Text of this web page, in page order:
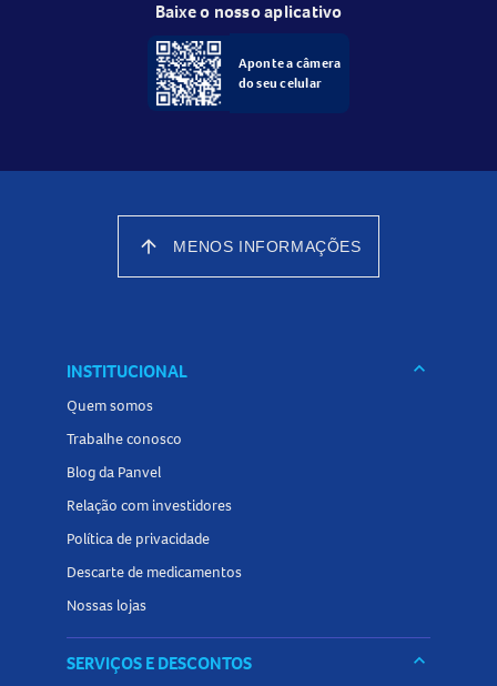
Baixe o nosso aplicativo
Aponte a câmera
do seu celular
arrow_upward MENOS INFORMAÇÕES
INSTITUCIONAL keyboard_arrow_down
Quem somos
Trabalhe conosco
Blog da Panvel
Relação com investidores
Política de privacidade
Descarte de medicamentos
Nossas lojas
SERVIÇOS E DESCONTOS keyboard_arrow_down